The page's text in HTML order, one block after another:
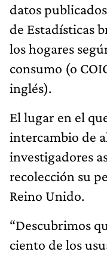
datos
de Estadísticas
los hogares
consumo (o
inglés).
El lugar en el
intercambio de
investigadores
recolección su
Reino Unido.
“Descubrimos
ciento de los